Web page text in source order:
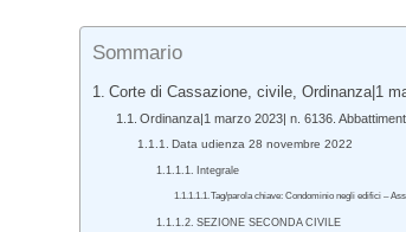
Sommario
Corte di Cassazione, civile, Ordinanza|1
Ordinanza|1 marzo 2023| n. 6136.
Data udienza 28 novembre 2022
Integrale
Tag/parola chiave: Condominio negli edifici –
SEZIONE SECONDA CIVILE